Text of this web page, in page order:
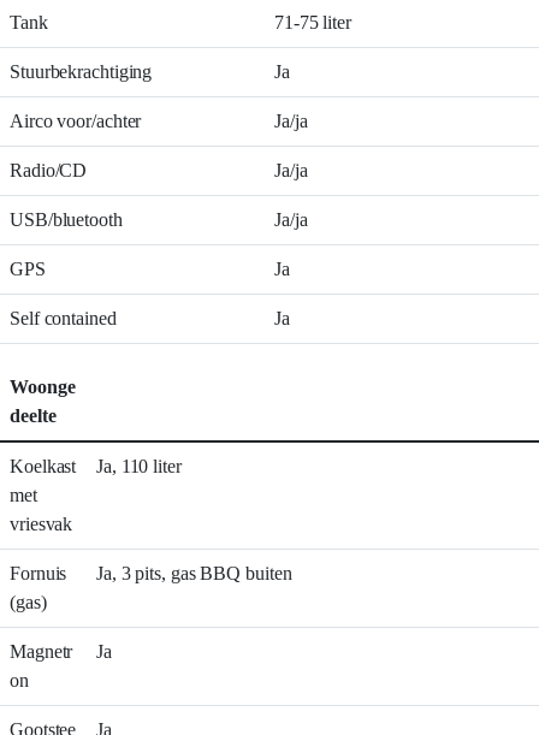
Tank 71-75 liter
Stuurbekrachtiging Ja
Airco voor/achter Ja/ja
Radio/CD Ja/ja
USB/bluetooth Ja/ja
GPS Ja
Self contained Ja
Woonge
deelte
Koelkast
met
vriesvak
Ja, 110 liter
Fornuis
(gas)
Ja, 3 pits, gas BBQ buiten
Magnetr
on
Ja
Gootstee
Ja